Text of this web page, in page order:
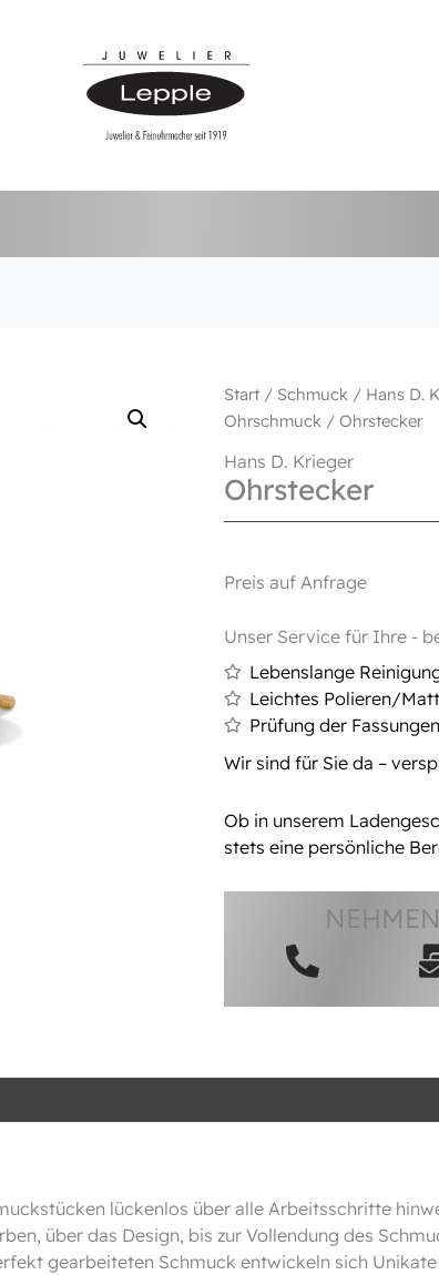
Start / Schmuck / Hans D.
Ohrschmuck / Ohrstecker
Hans D. Krieger
Ohrstecker
Preis auf Anfrage
Unser Service für Ihre -
Lebenslange
Leichtes Polieren/
Prüfung der Fassungen
Wir sind für Sie da –
Ob in unserem
stets eine persönliche
lückenlos über alle Arbeitsschritte
über das Design, bis zur Vollendung des
gearbeiteten Schmuck entwickeln sich